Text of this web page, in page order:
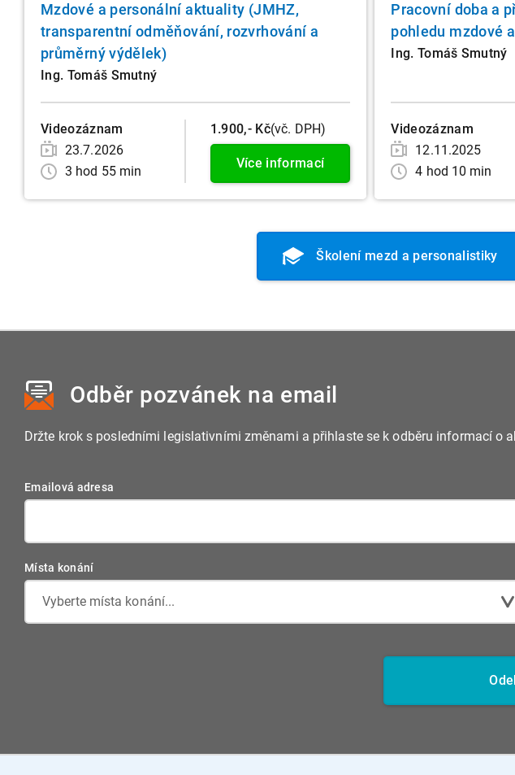
Mzdové a personální aktuality (JMHZ,
transparentní odměňování, rozvrhování a
průměrný výdělek)
Ing. Tomáš Smutný
Videozáznam
23.7.2026
3 hod 55 min
1.900,- Kč(vč. DPH)
Více informací
Pracovní doba a
pohledu mzdové
Ing. Tomáš Smutný
Videozáznam
12.11.2025
4 hod 10 min
Školení mezd a personalistiky
Odběr pozvánek na email
Držte krok s posledními legislativními změnami a přihlaste se k odběru informací o
Emailová adresa
Místa konání
Vyberte místa konání...